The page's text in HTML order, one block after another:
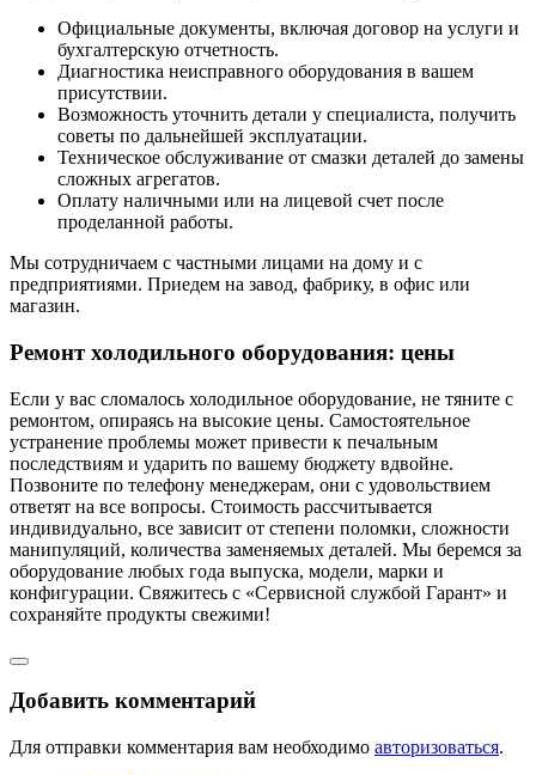
Официальные документы, включая договор на услуги и
бухгалтерскую отчетность.
Диагностика неисправного оборудования в вашем
присутствии.
Возможность уточнить детали у специалиста, получить
советы по дальнейшей эксплуатации.
Техническое обслуживание от смазки деталей до замены
сложных агрегатов.
Оплату наличными или на лицевой счет после
проделанной работы.
Мы сотрудничаем с частными лицами на дому и с
предприятиями. Приедем на завод, фабрику, в офис или
магазин.
Ремонт холодильного оборудования: цены
Если у вас сломалось холодильное оборудование, не тяните с
ремонтом, опираясь на высокие цены. Самостоятельное
устранение проблемы может привести к печальным
последствиям и ударить по вашему бюджету вдвойне.
Позвоните по телефону менеджерам, они с удовольствием
ответят на все вопросы. Стоимость рассчитывается
индивидуально, все зависит от степени поломки, сложности
манипуляций, количества заменяемых деталей. Мы беремся за
оборудование любых года выпуска, модели, марки и
конфигурации. Свяжитесь с «Сервисной службой Гарант» и
сохраняйте продукты свежими!
Добавить комментарий
Для отправки комментария вам необходимо авторизоваться.